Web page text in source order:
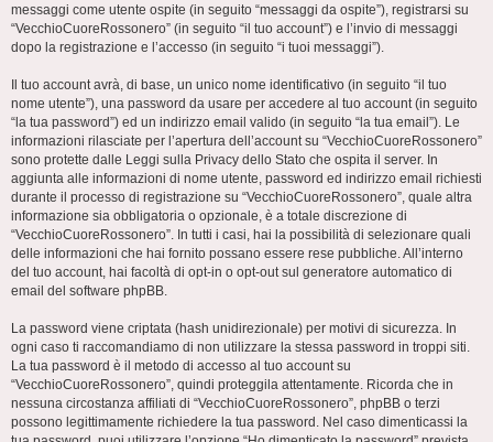
messaggi come utente ospite (in seguito “messaggi da ospite”), registrarsi su
“VecchioCuoreRossonero” (in seguito “il tuo account”) e l’invio di messaggi
dopo la registrazione e l’accesso (in seguito “i tuoi messaggi”).
Il tuo account avrà, di base, un unico nome identificativo (in seguito “il tuo
nome utente”), una password da usare per accedere al tuo account (in seguito
“la tua password”) ed un indirizzo email valido (in seguito “la tua email”). Le
informazioni rilasciate per l’apertura dell’account su “VecchioCuoreRossonero”
sono protette dalle Leggi sulla Privacy dello Stato che ospita il server. In
aggiunta alle informazioni di nome utente, password ed indirizzo email richiesti
durante il processo di registrazione su “VecchioCuoreRossonero”, quale altra
informazione sia obbligatoria o opzionale, è a totale discrezione di
“VecchioCuoreRossonero”. In tutti i casi, hai la possibilità di selezionare quali
delle informazioni che hai fornito possano essere rese pubbliche. All’interno
del tuo account, hai facoltà di opt-in o opt-out sul generatore automatico di
email del software phpBB.
La password viene criptata (hash unidirezionale) per motivi di sicurezza. In
ogni caso ti raccomandiamo di non utilizzare la stessa password in troppi siti.
La tua password è il metodo di accesso al tuo account su
“VecchioCuoreRossonero”, quindi proteggila attentamente. Ricorda che in
nessuna circostanza affiliati di “VecchioCuoreRossonero”, phpBB o terzi
possono legittimamente richiedere la tua password. Nel caso dimenticassi la